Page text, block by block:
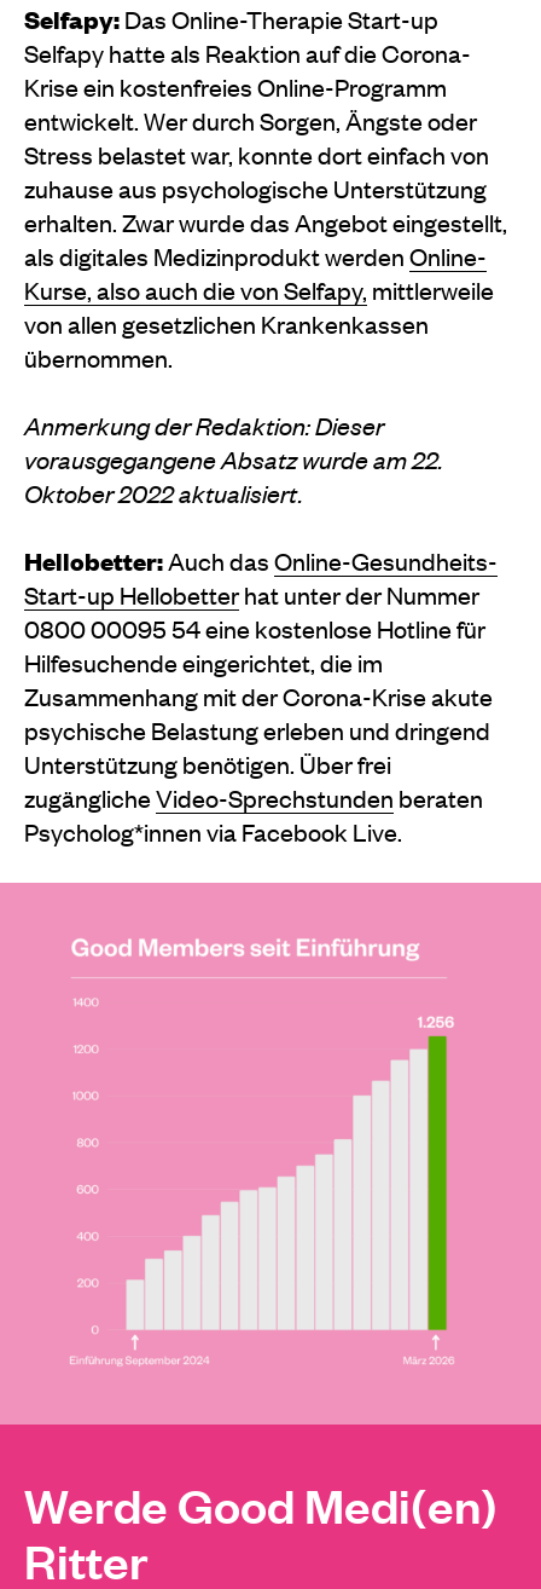
Selfapy:Das Online-Therapie Start-up
Selfapy hatte als Reaktion auf die Corona-
Krise ein kostenfreies Online-Programm
entwickelt. Wer durch Sorgen, Ängste oder
Stress belastet war, konnte dort einfach von
zuhause aus psychologische Unterstützung
erhalten. Zwar wurde das Angebot eingestellt,
als digitales Medizinprodukt werdenOnline-
Kurse, also auch die von Selfapy, mittlerweile
von allen gesetzlichen Krankenkassen
übernommen.
Anmerkung der Redaktion: Dieser
vorausgegangene Absatz wurde am 22.
Oktober 2022 aktualisiert.
Hellobetter:Auch dasOnline-Gesundheits-
Start-up Hellobetterhat unter der Nummer
0800 00095 54 eine kostenlose Hotline für
Hilfesuchende eingerichtet, die im
Zusammenhang mit der Corona-Krise akute
psychische Belastung erleben und dringend
Unterstützung benötigen. Über frei
zugänglicheVideo-Sprechstunden beraten
Psycholog*innen via Facebook Live.
Werde Good Medi(en)
Ritter